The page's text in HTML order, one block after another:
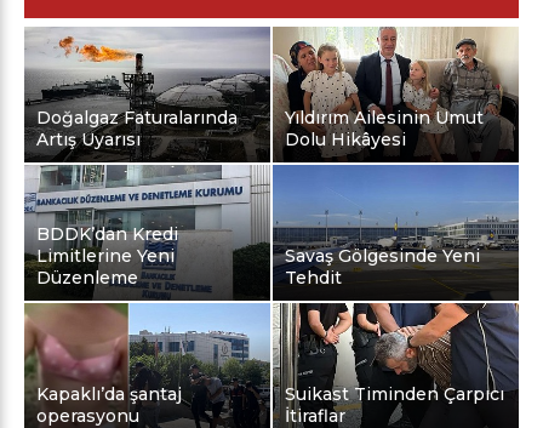
Doğalgaz Faturalarında
Artış Uyarısı
Yıldırım Ailesinin Umut
Dolu Hikâyesi
BDDK’dan Kredi
Limitlerine Yeni
Düzenleme
Savaş Gölgesinde Yeni
Tehdit
Kapaklı’da şantaj
operasyonu
Suikast Timinden Çarpıcı
İtiraflar